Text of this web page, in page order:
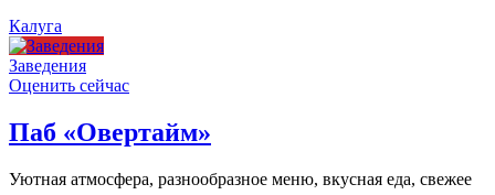
Калуга
Заведения
Оценить сейчас
Паб «Овертайм»
Уютная атмосфера, разнообразное меню, вкусная еда, свежее